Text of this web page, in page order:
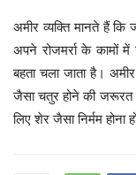
अमीर व्यक्ति मानते हैं कि
अपने रोजमर्रा के कामों में
बहता चला जाता है।
जैसा चतुर होने की जरूरत
लिए शेर जैसा निर्मम होना